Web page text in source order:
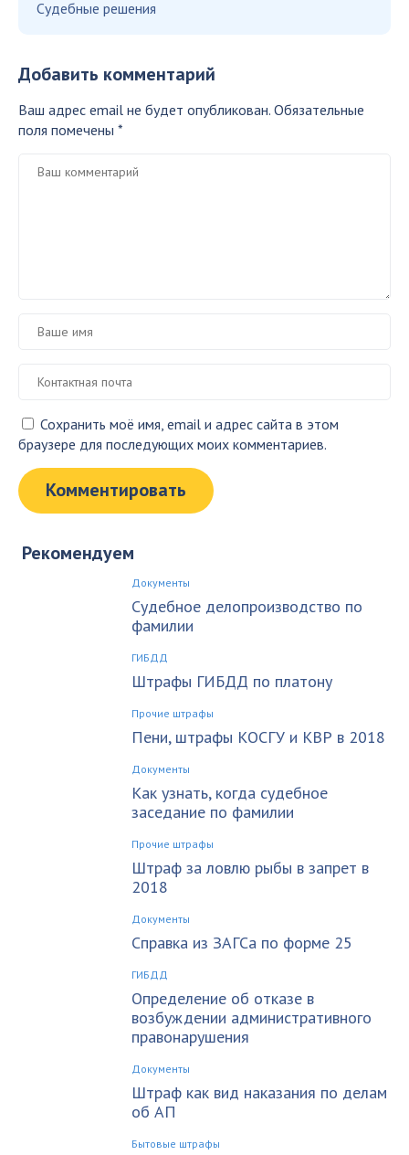
Судебные решения
Добавить комментарий
Ваш адрес email не будет опубликован. Обязательные
поля помечены *
Сохранить моё имя, email и адрес сайта в этом
браузере для последующих моих комментариев.
Рекомендуем
Документы
Судебное делопроизводство по
фамилии
ГИБДД
Штрафы ГИБДД по платону
Прочие штрафы
Пени, штрафы КОСГУ и КВР в 2018
Документы
Как узнать, когда судебное
заседание по фамилии
Прочие штрафы
Штраф за ловлю рыбы в запрет в
2018
Документы
Справка из ЗАГСа по форме 25
ГИБДД
Определение об отказе в
возбуждении административного
правонарушения
Документы
Штраф как вид наказания по делам
об АП
Бытовые штрафы